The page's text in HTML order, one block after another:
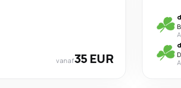
vanaf35 EUR